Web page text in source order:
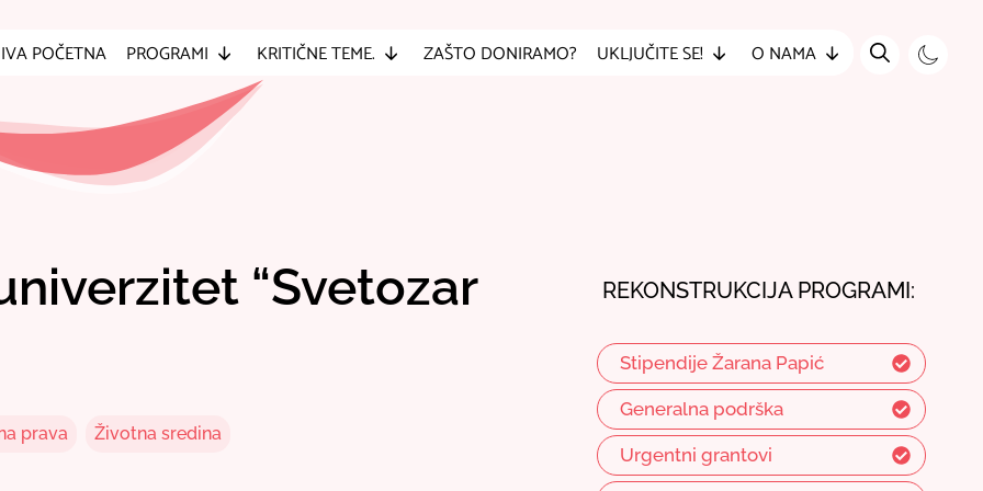
POČETNA PROGRAMI KRITIČNE TEME. ZAŠTO DONIRAMO? UKLJUČITE SE! O NAMA
“Svetozar
prava Životna sredina
REKONSTRUKCIJA PROGRAMI:
Stipendije Žarana Papić
Generalna podrška
Urgentni grantovi